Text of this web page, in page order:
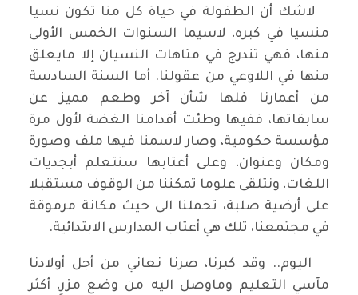
لاشك أن الطفولة في حياة كل منا تكون نسيا
منسيا في كبره، لاسيما السنوات الخمس الأولى
منها، فهي تندرج في متاهات النسيان إلا مايعلق
منها في اللاوعي من عقولنا. أما السنة السادسة
من أعمارنا فلها شأن آخر وطعم مميز عن
سابقاتها، ففيها وطئت أقدامنا الغضة لأول مرة
مؤسسة حكومية، وصار لاسمنا فيها ملف وصورة
ومكان وعنوان، وعلى أعتابها سنتعلم أبجديات
اللغات، ونتلقى علوما تمكننا من الوقوف مستقبلا
على أرضية صلبة، تحملنا الى حيث مكانة مرموقة
في مجتمعنا، تلك هي أعتاب المدارس الابتدائية.
اليوم.. وقد كبرنا، صرنا نعاني من أجل أولادنا
مآسي التعليم وماوصل اليه من وضع مزرٍ، أكثر